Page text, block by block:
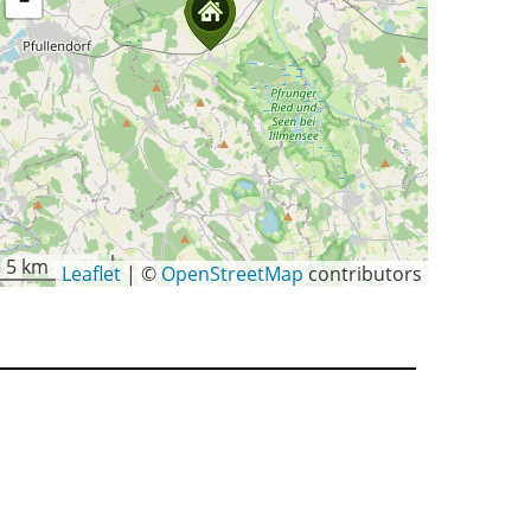
5 km Leaflet |© OpenStreetMap contributors